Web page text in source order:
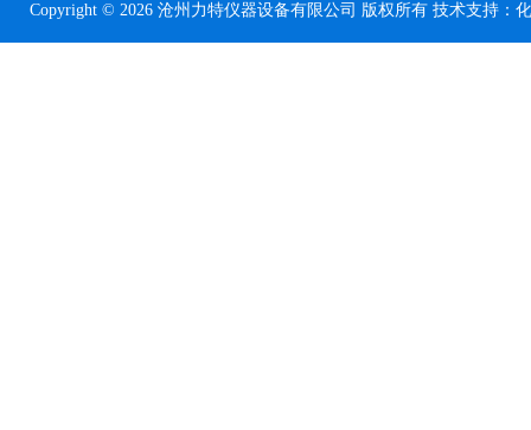
Copyright © 2026 沧州力特仪器设备有限公司 版权所有 技术支持：